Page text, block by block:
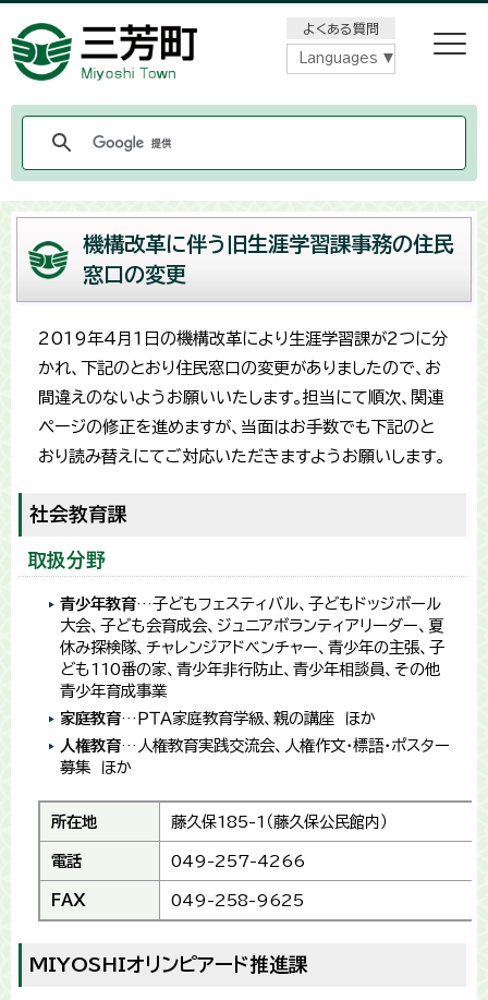
よくある質問
Languages
機構改革に伴う旧生涯学習課事務の住民
窓口の変更
2019年4月1日の機構改革により生涯学習課が2つに分
かれ、下記のとおり住民窓口の変更がありましたので、お
間違えのないようお願いいたします。担当にて順次、関連
ページの修正を進めますが、当面はお手数でも下記のと
おり読み替えにてご対応いただきますようお願いします。
社会教育課
取扱分野
青少年教育…子どもフェスティバル、子どもドッジボール
大会、子ども会育成会、ジュニアボランティアリーダー、夏
休み探検隊、チャレンジアドベンチャー、青少年の主張、子
ども110番の家、青少年非行防止、青少年相談員、その他
青少年育成事業
家庭教育…ＰＴＡ家庭教育学級、親の講座 ほか
人権教育…人権教育実践交流会、人権作文・標語・ポスター
募集 ほか
所在地 藤久保185-1（藤久保公民館内）
電話 049-257-4266
FAX 049-258-9625
MIYOSHIオリンピアード推進課